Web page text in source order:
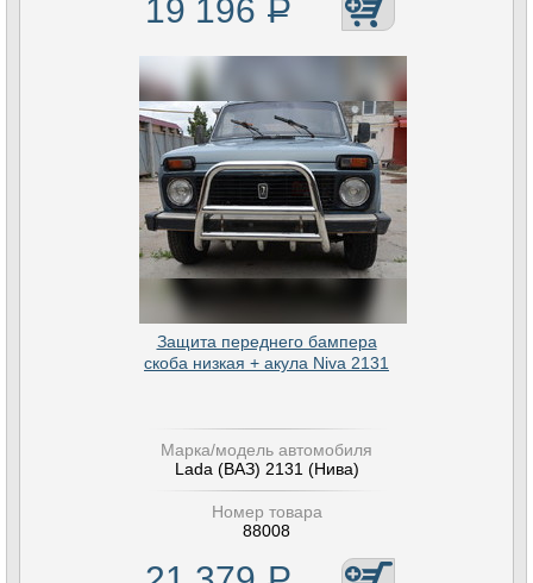
19 196 Р
Защита переднего бампера
скоба низкая + акула Niva 2131
Марка/модель автомобиля
Lada (ВАЗ) 2131 (Нива)
Номер товара
88008